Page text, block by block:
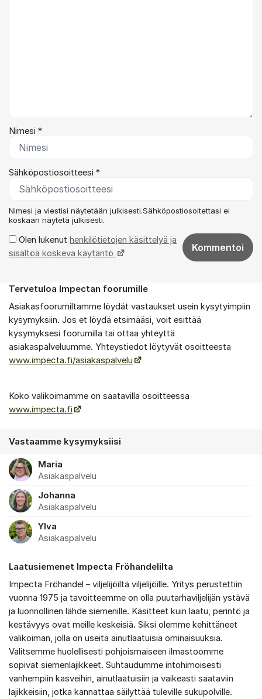
Nimesi *
Sähköpostiosoitteesi *
Nimesi ja viestisi näytetään julkisesti.Sähköpostiosoitettasi ei
koskaan näytetä julkisesti.
Olen lukenut henkilötietojen käsittelyä ja
sisältöä koskeva käytäntö
Kommentoi
Tietoa foorumista
Tervetuloa Impectan foorumille
Asiakasfoorumiltamme löydät vastaukset usein kysytyimpiin
kysymyksiin. Jos et löydä etsimääsi, voit esittää
kysymyksesi foorumilla tai ottaa yhteyttä
asiakaspalveluumme. Yhteystiedot löytyvät osoitteesta
www.impecta.fi/asiakaspalvelu
Koko valikoimamme on saatavilla osoitteessa
www.impecta.fi
Vastaamme kysymyksiisi
Maria
Asiakaspalvelu
Johanna
Asiakaspalvelu
Ylva
Asiakaspalvelu
Laatusiemenet Impecta Fröhandelilta
Impecta Fröhandel – viljelijöiltä viljelijöille. Yritys perustettiin
vuonna 1975 ja tavoitteemme on olla puutarhaviljelijän ystävä
ja luonnollinen lähde siemenille. Käsitteet kuin laatu, perintö ja
kestävyys ovat meille keskeisiä. Siksi olemme kehittäneet
valikoiman, jolla on useita ainutlaatuisia ominaisuuksia.
Valitsemme huolellisesti pohjoismaiseen ilmastoomme
sopivat siemenlajikkeet. Suhtaudumme intohimoisesti
vanhempiin kasveihin, ainutlaatuisiin ja vaikeasti saataviin
lajikkeisiin, jotka kannattaa säilyttää tuleville sukupolville.